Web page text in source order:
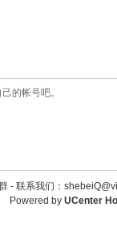
的帐号吧。
- 联系我们：
Powered by UCenter